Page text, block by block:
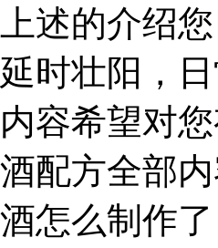
上述的介绍
延时壮阳，
内容希望对
酒配方全部
酒怎么制作